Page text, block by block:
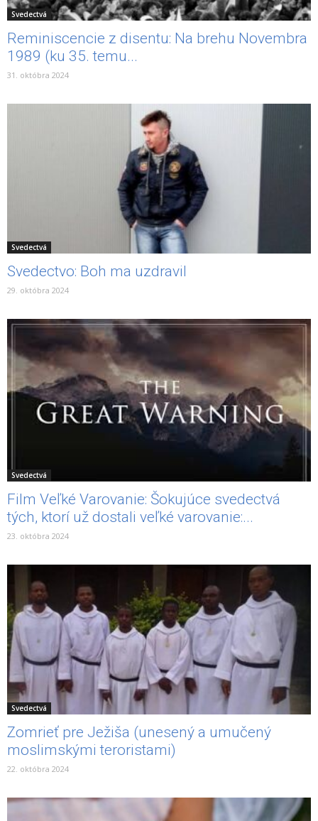
Svedectvá
Reminiscencie z disentu: Na brehu Novembra
1989 (ku 35. temu...
31. októbra 2024
Svedectvá
Svedectvo: Boh ma uzdravil
29. októbra 2024
Svedectvá
Film Veľké Varovanie: Šokujúce svedectvá
tých, ktorí už dostali veľké varovanie:...
23. októbra 2024
Svedectvá
Zomrieť pre Ježiša (unesený a umučený
moslimskými teroristami)
22. októbra 2024